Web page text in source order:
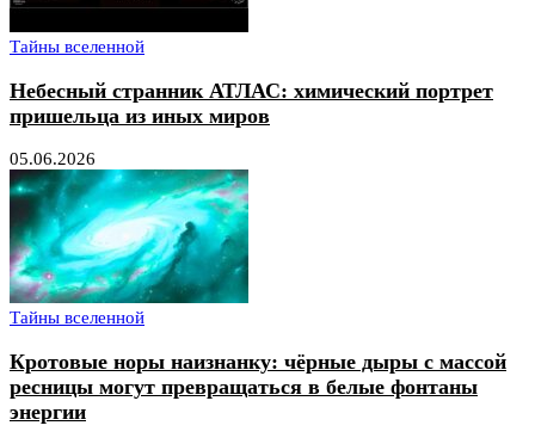
Тайны вселенной
Небесный странник АТЛАС: химический портрет
пришельца из иных миров
05.06.2026
Тайны вселенной
Кротовые норы наизнанку: чёрные дыры с массой
ресницы могут превращаться в белые фонтаны
энергии